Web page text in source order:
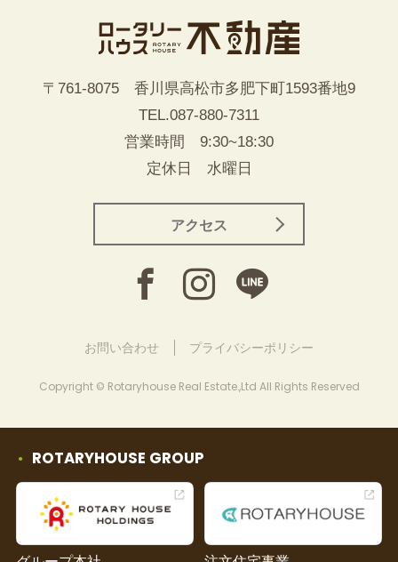
〒761-8075 香川県高松市多肥下町1593番地9
TEL.087-880-7311
営業時間 9:30~18:30
定休日 水曜日
アクセス
お問い合わせ プライバシーポリシー
Copyright © Rotaryhouse Real Estate.,Ltd All Rights Reserved
ROTARYHOUSE GROUP